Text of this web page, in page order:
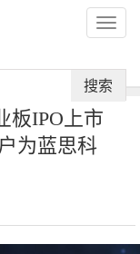
搜索
板IPO上市
为蓝思科